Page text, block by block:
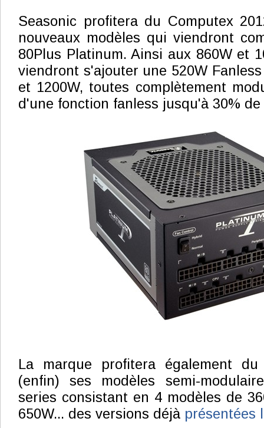
Seasonic profitera du Computex
nouveaux modèles qui viendront
80Plus Platinum. Ainsi aux 860W et
viendront s'ajouter une 520W
et 1200W, toutes complètement
d'une fonction fanless jusqu'à 30%
La marque profitera également
(enfin) ses modèles semi-
series consistant en 4 modèles de
650W... des versions déjà présentées